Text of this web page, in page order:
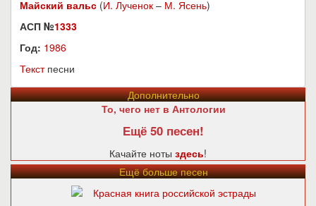
Майский вальс (И. Лученок – М. Ясень)
АСП №1333
Год: 1986
Текстпесни
Дополнительно
То, чего нет в Антологии
Ещё 50 песен!
Качайте ноты здесь!
Ещё больше песен